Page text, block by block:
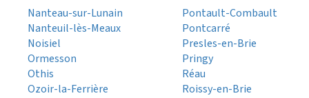
Nanteau-sur-Lunain
Nanteuil-lès-Meaux
Noisiel
Ormesson
Othis
Ozoir-la-Ferrière
Pontault-Combault
Pontcarré
Presles-en-Brie
Pringy
Réau
Roissy-en-Brie